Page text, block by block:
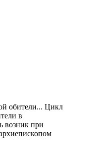
обители... Цикл
в
возник при